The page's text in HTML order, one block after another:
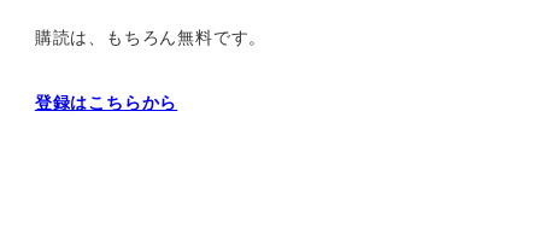
購読は、もちろん無料です。
登録はこちらから